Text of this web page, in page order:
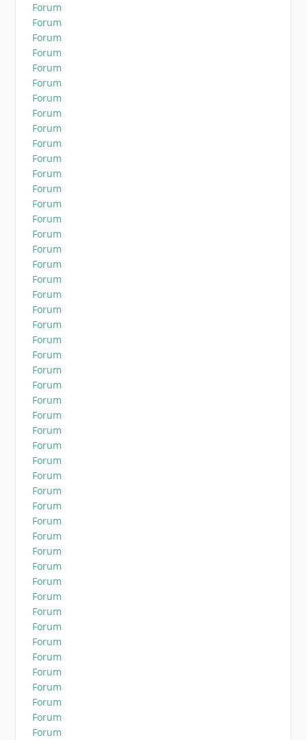
Forum
Forum
Forum
Forum
Forum
Forum
Forum
Forum
Forum
Forum
Forum
Forum
Forum
Forum
Forum
Forum
Forum
Forum
Forum
Forum
Forum
Forum
Forum
Forum
Forum
Forum
Forum
Forum
Forum
Forum
Forum
Forum
Forum
Forum
Forum
Forum
Forum
Forum
Forum
Forum
Forum
Forum
Forum
Forum
Forum
Forum
Forum
Forum
Forum